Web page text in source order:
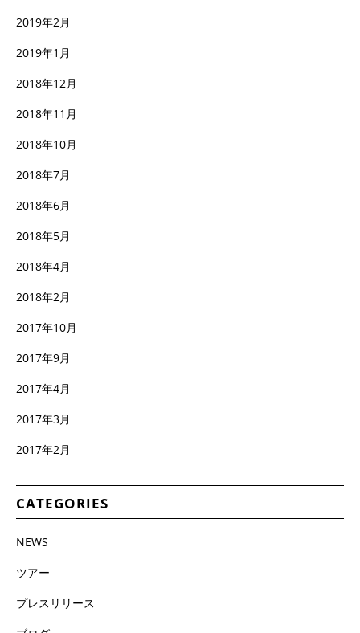
2019年2月
2019年1月
2018年12月
2018年11月
2018年10月
2018年7月
2018年6月
2018年5月
2018年4月
2018年2月
2017年10月
2017年9月
2017年4月
2017年3月
2017年2月
CATEGORIES
NEWS
ツアー
プレスリリース